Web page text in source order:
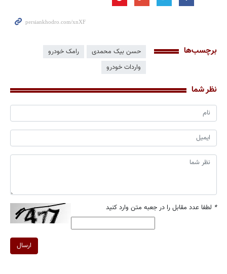
برچسب‌ها حسن بیک محمدی
رامک خودرو
واردات خودرو
نظر شما
* لطفا عدد مقابل را در جعبه متن وارد کنید
ارسال